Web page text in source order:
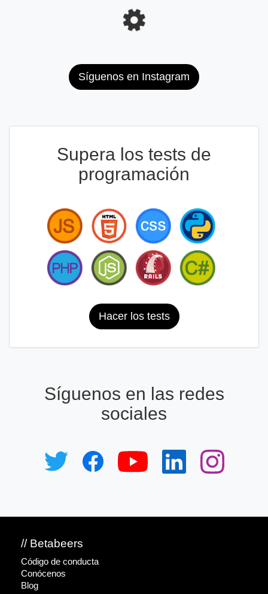
Síguenos en Instagram
Supera los tests de
programación
Hacer los tests
Síguenos en las redes
sociales
// Betabeers
Código de conducta
Conócenos
Blog